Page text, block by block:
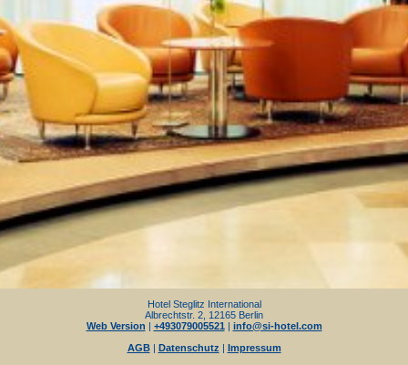
Hotel Steglitz International
Albrechtstr. 2, 12165 Berlin
Web Version | +493079005521 | info@si-hotel.com
AGB| Datenschutz | Impressum